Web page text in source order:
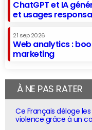
ChatGPT et IA
et usages
21 sep 2026
Web analytics :
marketing
À NE PAS RATER
Ce Français déloge
violence grâce à un